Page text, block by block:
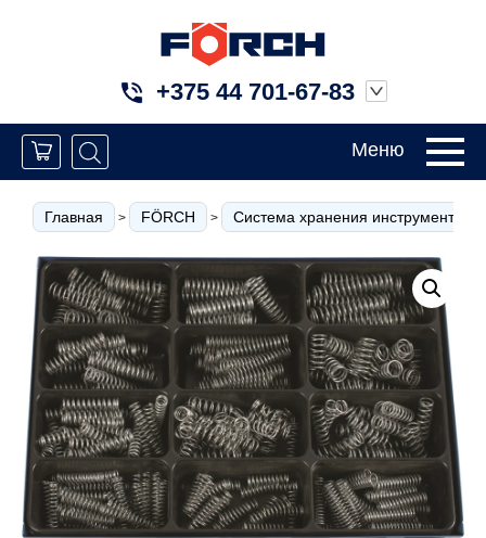
+375 44 701-67-83
Меню
Главная > FÖRCH > Система хранения инструмента